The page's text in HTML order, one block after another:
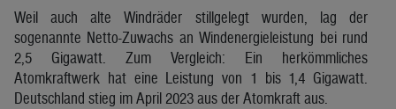
Weil auch alte Windräder stillgelegt wurden, lag der
sogenannte Netto-Zuwachs an Windenergieleistung bei rund
2,5 Gigawatt. Zum Vergleich: Ein herkömmliches
Atomkraftwerk hat eine Leistung von 1 bis 1,4 Gigawatt.
Deutschland stieg im April 2023 aus der Atomkraft aus.